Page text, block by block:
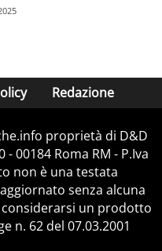
Redazione
proprietà di D&D
00184 Roma RM - P.Iva
non è una testata
senza alcuna
un prodotto
n. 62 del 07.03.2001